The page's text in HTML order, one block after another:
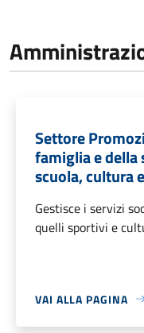
Settore
famiglia e della
scuola, cultura
Gestisce i servizi
quelli sportivi e
VAI ALLA PAGINA